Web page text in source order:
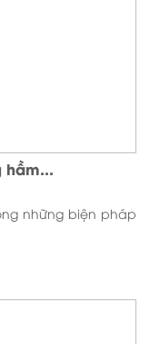
hầm...
những biện pháp